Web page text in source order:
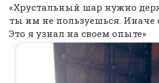
«Хрустальный шар нужно
ты им не пользуешься. Иначе
Это я узнал на своем опыте»